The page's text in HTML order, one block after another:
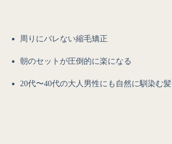
周りにバレない縮毛矯正
朝のセットが圧倒的に楽になる
20代〜40代の大人男性にも自然に馴染む髪